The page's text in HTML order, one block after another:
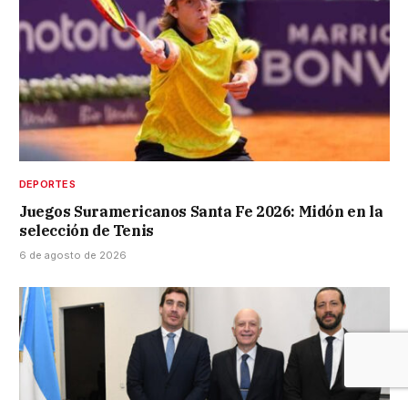
DEPORTES
Juegos Suramericanos Santa Fe 2026: Midón en la
selección de Tenis
6 de agosto de 2026